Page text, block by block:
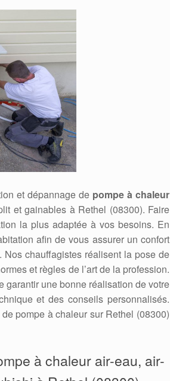
et dépannage de pompe à chaleur
et gainables à Rethel (08300). Faire
la plus adaptée à vos besoins. En
afin de vous assurer un confort
Nos chauffagistes réalisent la pose de
et règles de l’art de la profession.
garantir une bonne réalisation de votre
et des conseils personnalisés.
pompe à chaleur sur Rethel (08300)
à chaleur air-eau, air-